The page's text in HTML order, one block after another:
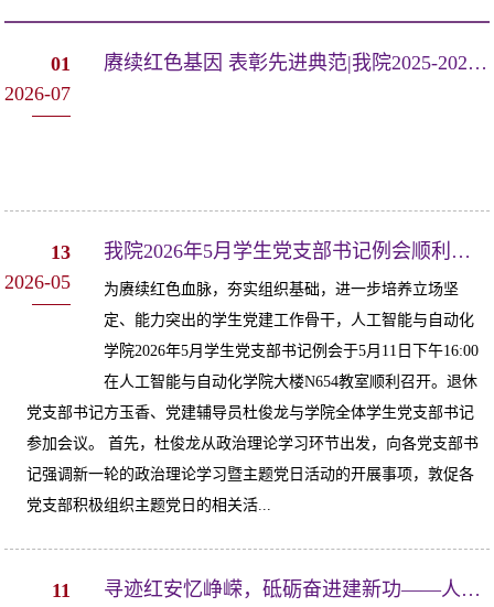
01
2026-07
赓续红色基因 表彰先进典范|我院2025-2026年度“两优一先”表彰大会顺利召开
13
2026-05
我院2026年5月学生党支部书记例会顺利召开
为赓续红色血脉，夯实组织基础，进一步培养立场坚
定、能力突出的学生党建工作骨干，人工智能与自动化
学院2026年5月学生党支部书记例会于5月11日下午16:00
在人工智能与自动化学院大楼N654教室顺利召开。退休
党支部书记方玉香、党建辅导员杜俊龙与学院全体学生党支部书记
参加会议。 首先，杜俊龙从政治理论学习环节出发，向各党支部书
记强调新一轮的政治理论学习暨主题党日活动的开展事项，敦促各
党支部积极组织主题党日的相关活...
11
寻迹红安忆峥嵘，砥砺奋进建新功——人工智能与自动化学院行政教职工党支部开...